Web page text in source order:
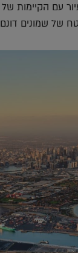
עם הקיימות של
של שמונים